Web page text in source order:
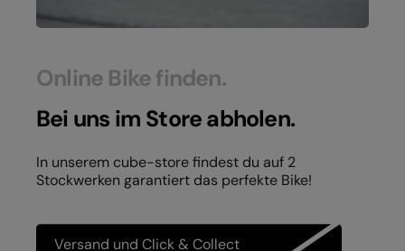
Online Bike finden.
Bei uns im Store abholen.
In unserem cube-store findest du auf 2
Stockwerken garantiert das perfekte Bike!
Versand und Click & Collect